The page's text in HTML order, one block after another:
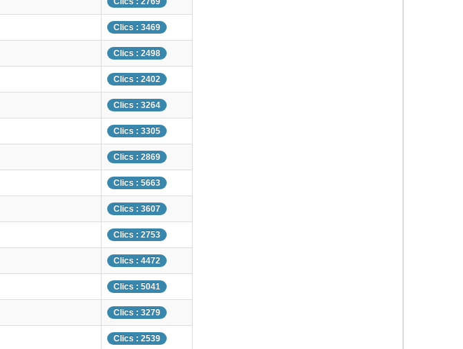
Clics : 3469
Clics : 2498
Clics : 2402
Clics : 3264
Clics : 3305
Clics : 2869
Clics : 5663
Clics : 3607
Clics : 2753
Clics : 4472
Clics : 5041
Clics : 3279
Clics : 2539